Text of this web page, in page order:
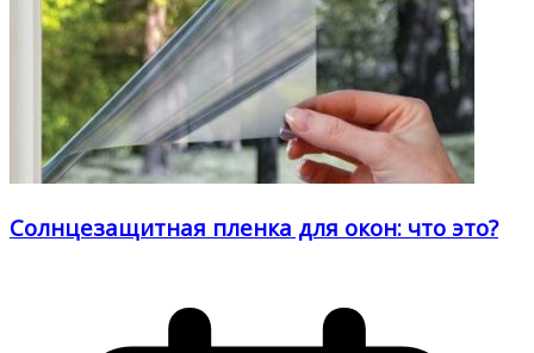
Солнцезащитная пленка для окон: что это?